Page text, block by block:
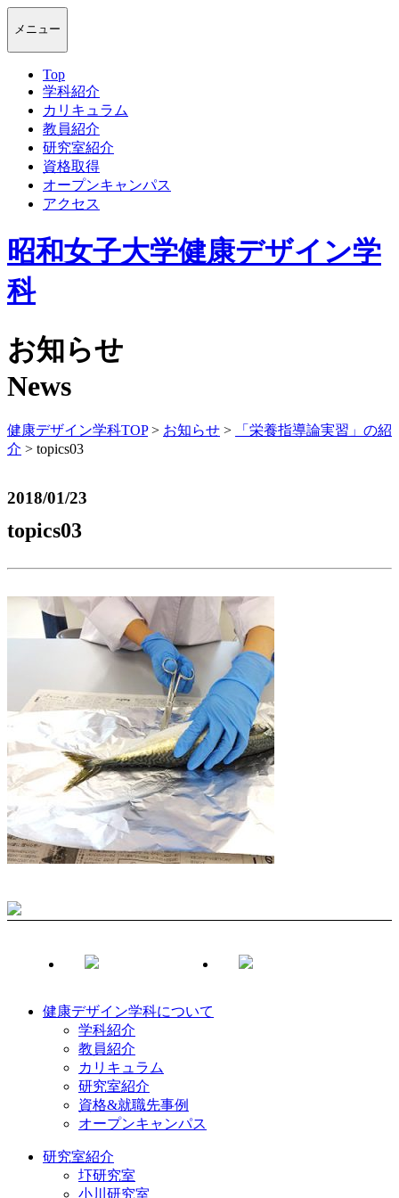
メニュー
Top
学科紹介
カリキュラム
教員紹介
研究室紹介
資格取得
オープンキャンパス
アクセス
昭和女子大学健康デザイン学
科
お知らせ
News
健康デザイン学科TOP> お知らせ >
「栄養指導論実習」の紹
介 > topics03
2018/01/23
topics03
健康デザイン学科について
学科紹介
教員紹介
カリキュラム
研究室紹介
資格&就職先事例
オープンキャンパス
研究室紹介
圷研究室
小川研究室